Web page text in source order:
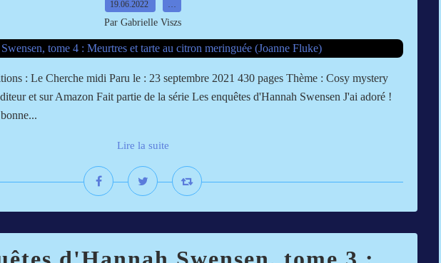
19.06.2022 …
Par Gabrielle Viszs
: Le Cherche midi Paru le : 23 septembre 2021 430 pages Thème : Cosy mystery
et sur Amazon Fait partie de la série Les enquêtes d'Hannah Swensen J'ai adoré !
Lire la suite